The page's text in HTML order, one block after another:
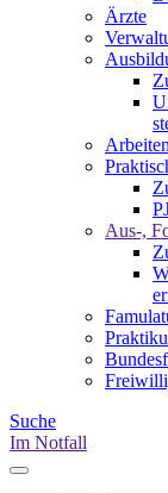
Ärzte
Aus-,
Suche
Im Notfall